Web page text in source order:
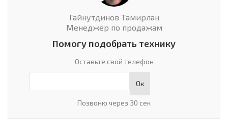
Гайнутдинов Тамирлан
Менеджер по продажам
Помогу подобрать технику
Оставьте свой телефон
Ок
Позвоню через 30 сек